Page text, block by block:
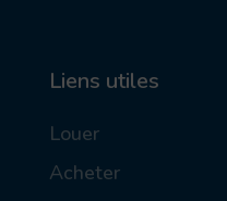
Liens utiles
Louer
Acheter